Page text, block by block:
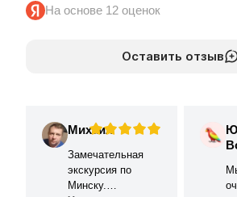
На основе 12 оценок
Оставить отзыв
М Михаил
Замечательная
экскурсия по
Минску.
Ю